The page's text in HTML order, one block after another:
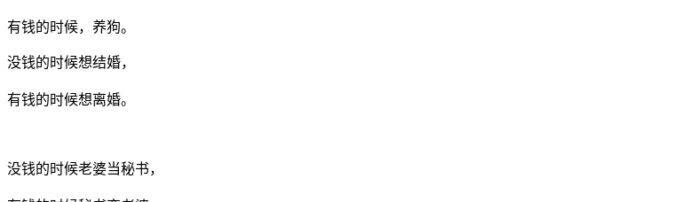
有钱的时候，养狗。
没钱的时候想结婚，
有钱的时候想离婚。
没钱的时候老婆当秘书，